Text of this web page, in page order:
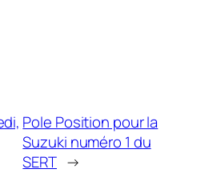
Pole Position pour la
Suzuki numéro 1 du
SERT →